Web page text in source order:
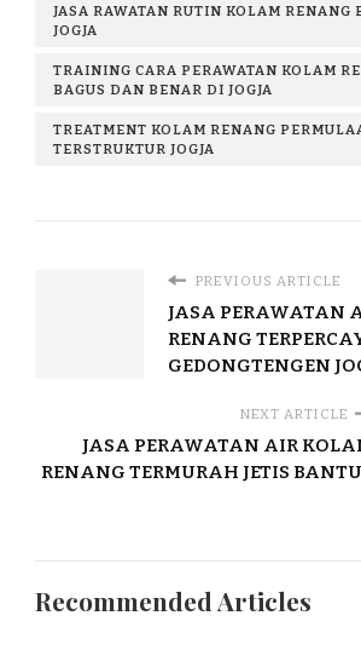
JASA RAWATAN RUTIN KOLAM RENANG
JOGJA
TRAINING CARA PERAWATAN KOLAM
BAGUS DAN BENAR DI JOGJA
TREATMENT KOLAM RENANG
TERSTRUKTUR JOGJA
PREVIOUS ARTICLE
JASA PERAWATAN
RENANG
GEDONGTENGEN
NEXT ARTICLE
JASA PERAWATAN AIR
RENANG TERMURAH JETIS
Recommended Articles